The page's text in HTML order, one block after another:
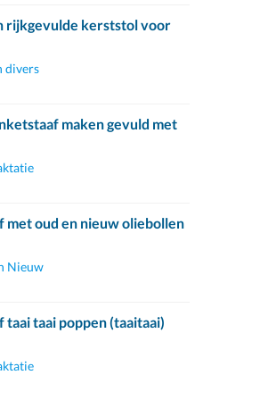
rijkgevulde kerststol voor
divers
maken gevuld met
met oud en nieuw oliebollen
Nieuw
taai taai poppen (taaitaai)